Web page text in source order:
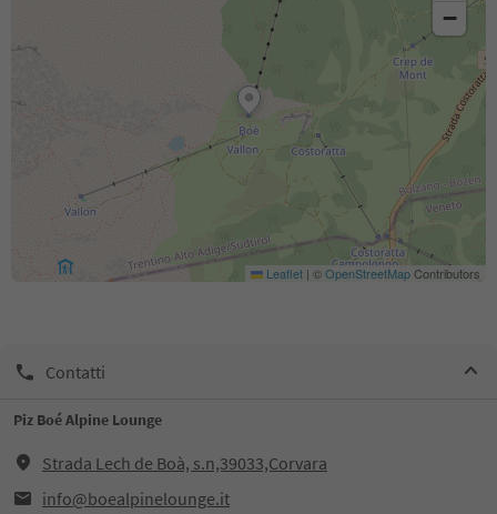
−
Leaflet | ©OpenStreetMapContributors
Contatti
Piz Boé Alpine Lounge
Strada Lech de Boà, s.n,39033,Corvara
info@boealpinelounge.it